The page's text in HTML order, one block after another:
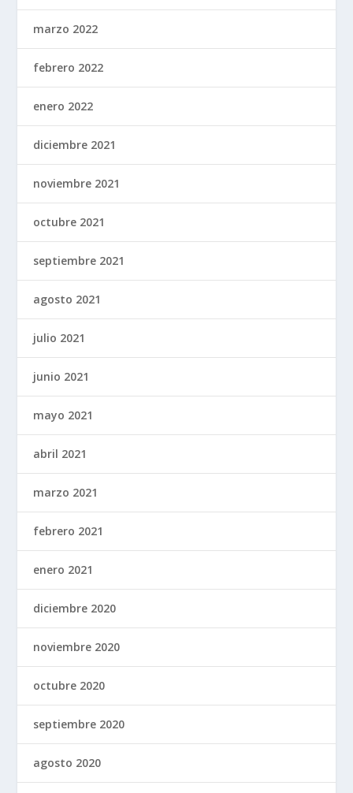
marzo 2022
febrero 2022
enero 2022
diciembre 2021
noviembre 2021
octubre 2021
septiembre 2021
agosto 2021
julio 2021
junio 2021
mayo 2021
abril 2021
marzo 2021
febrero 2021
enero 2021
diciembre 2020
noviembre 2020
octubre 2020
septiembre 2020
agosto 2020